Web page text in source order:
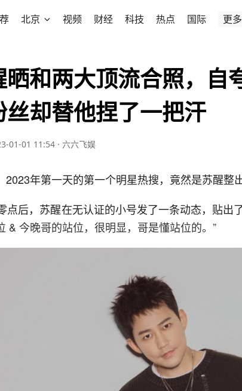
北京 视频 财经 科技 热点 国际 更多
和两大顶流合照，自
丝却替他捏了一把汗
01-01 11:54 · 六六飞娱
2023年第一天的第一个明星热搜，竟然是苏醒整
点后，苏醒在无认证的小号发了一条动态，贴出
& 今晚哥的站位，很明显，哥是懂站位的。”